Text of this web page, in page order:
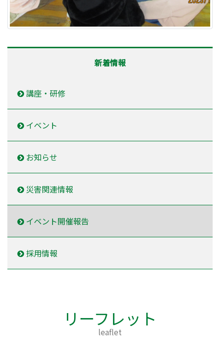
新着情報
講座・研修
イベント
お知らせ
災害関連情報
イベント開催報告
採用情報
リーフレット
leaflet